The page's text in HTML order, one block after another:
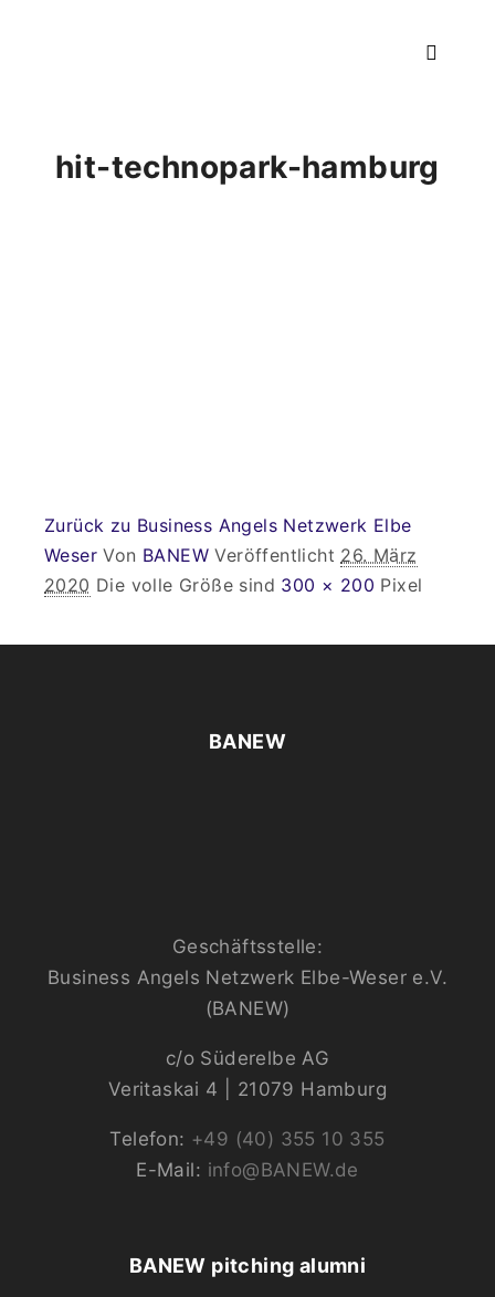
hit-technopark-hamburg
Zurück zu Business Angels Netzwerk Elbe
Weser Von BANEW Veröffentlicht 26. März
2020 Die volle Größe sind 300 × 200 Pixel
BANEW
Geschäftsstelle:
Business Angels Netzwerk Elbe-Weser e.V.
(BANEW)
c/o Süderelbe AG
Veritaskai 4 | 21079 Hamburg
Telefon: +49 (40) 355 10 355
E-Mail: info@BANEW.de
BANEW pitching alumni